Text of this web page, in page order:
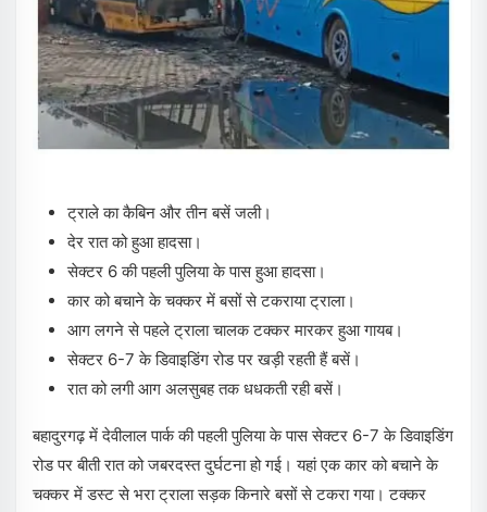
ट्राले का कैबिन और तीन बसें जली।
देर रात को हुआ हादसा।
सेक्टर 6 की पहली पुलिया के पास हुआ हादसा।
कार को बचाने के चक्कर में बसों से टकराया ट्राला।
आग लगने से पहले ट्राला चालक टक्कर मारकर हुआ गायब।
सेक्टर 6-7 के डिवाइडिंग रोड पर खड़ी रहती हैं बसें।
रात को लगी आग अलसुबह तक धधकती रही बसें।
बहादुरगढ़ में देवीलाल पार्क की पहली पुलिया के पास सेक्टर 6-7 के डिवाइडिंग
रोड पर बीती रात को जबरदस्त दुर्घटना हो गई। यहां एक कार को बचाने के
चक्कर में डस्ट से भरा ट्राला सड़क किनारे बसों से टकरा गया। टक्कर